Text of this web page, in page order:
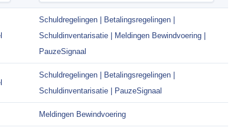
Schuldregelingen | Betalingsregelingen |
Schuldinventarisatie | Meldingen Bewindvoering |
PauzeSignaal
Schuldregelingen | Betalingsregelingen |
Schuldinventarisatie | PauzeSignaal
Meldingen Bewindvoering